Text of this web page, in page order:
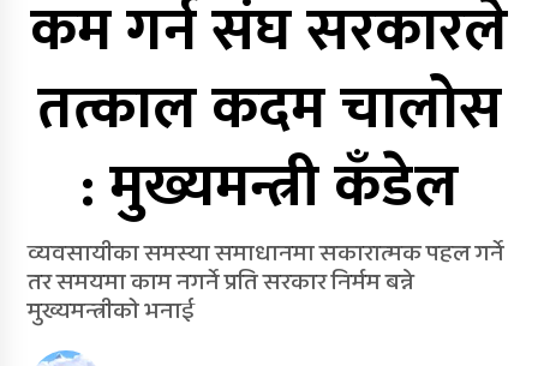
पत्रकार खड्काको चरित्रहत्या गर्न
खोजिएको भन्दै पत्रकार महासंघ
सुर्खेतको आपत्ति
पत्रकार महासंघका निवर्तमान अध्यक्ष
कोष स्थापना
एक्टीभ युवा क्लबको आयोजनामा २१
जनाले गरे रक्तदान
कम गर्न संघ सरकारले
तत्काल कदम चालोस
: मुख्यमन्त्री कँडेल
व्यवसायीका समस्या समाधानमा सकारात्मक पहल गर्ने
तर समयमा काम नगर्ने प्रति सरकार निर्मम बन्ने
मुख्यमन्त्रीको भनाई